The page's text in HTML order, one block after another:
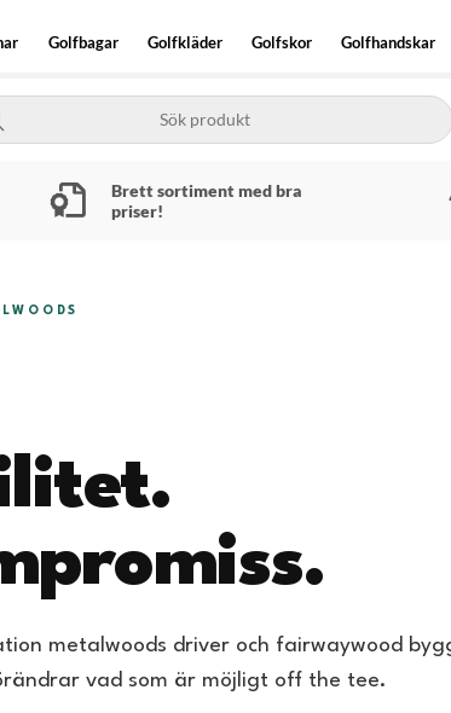
Golfbagar Golfkläder Golfskor Golfhandskar
Brett sortiment med bra
priser!
metalwoods driver och fairwaywood
vad som är möjligt off the tee.